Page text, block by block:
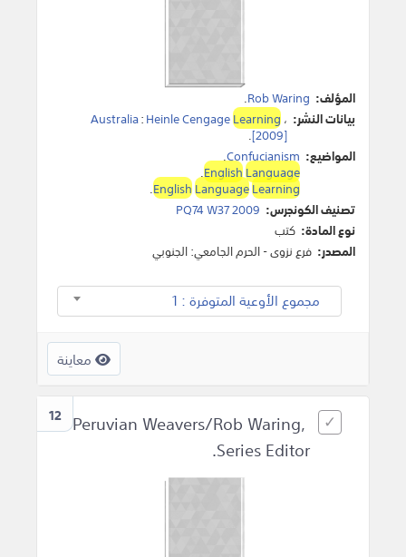
المؤلف: Rob Waring
.
بيانات النشر:
Australia:Heinle CengageLearning،
[2009]
.
المواضيع: Confucianism
.
EnglishLanguage
.
EnglishLanguageLearning
.
تصنيف الكونجرس: PQ74 W37 2009
نوع المادة: كتب
المصدر: فرع نزوى - الحرم الجامعي: الجنوبي
مجموع الأوعية المتوفرة : 1
معاينة
12 Peruvian Weavers/Rob Waring,
Series Editor.